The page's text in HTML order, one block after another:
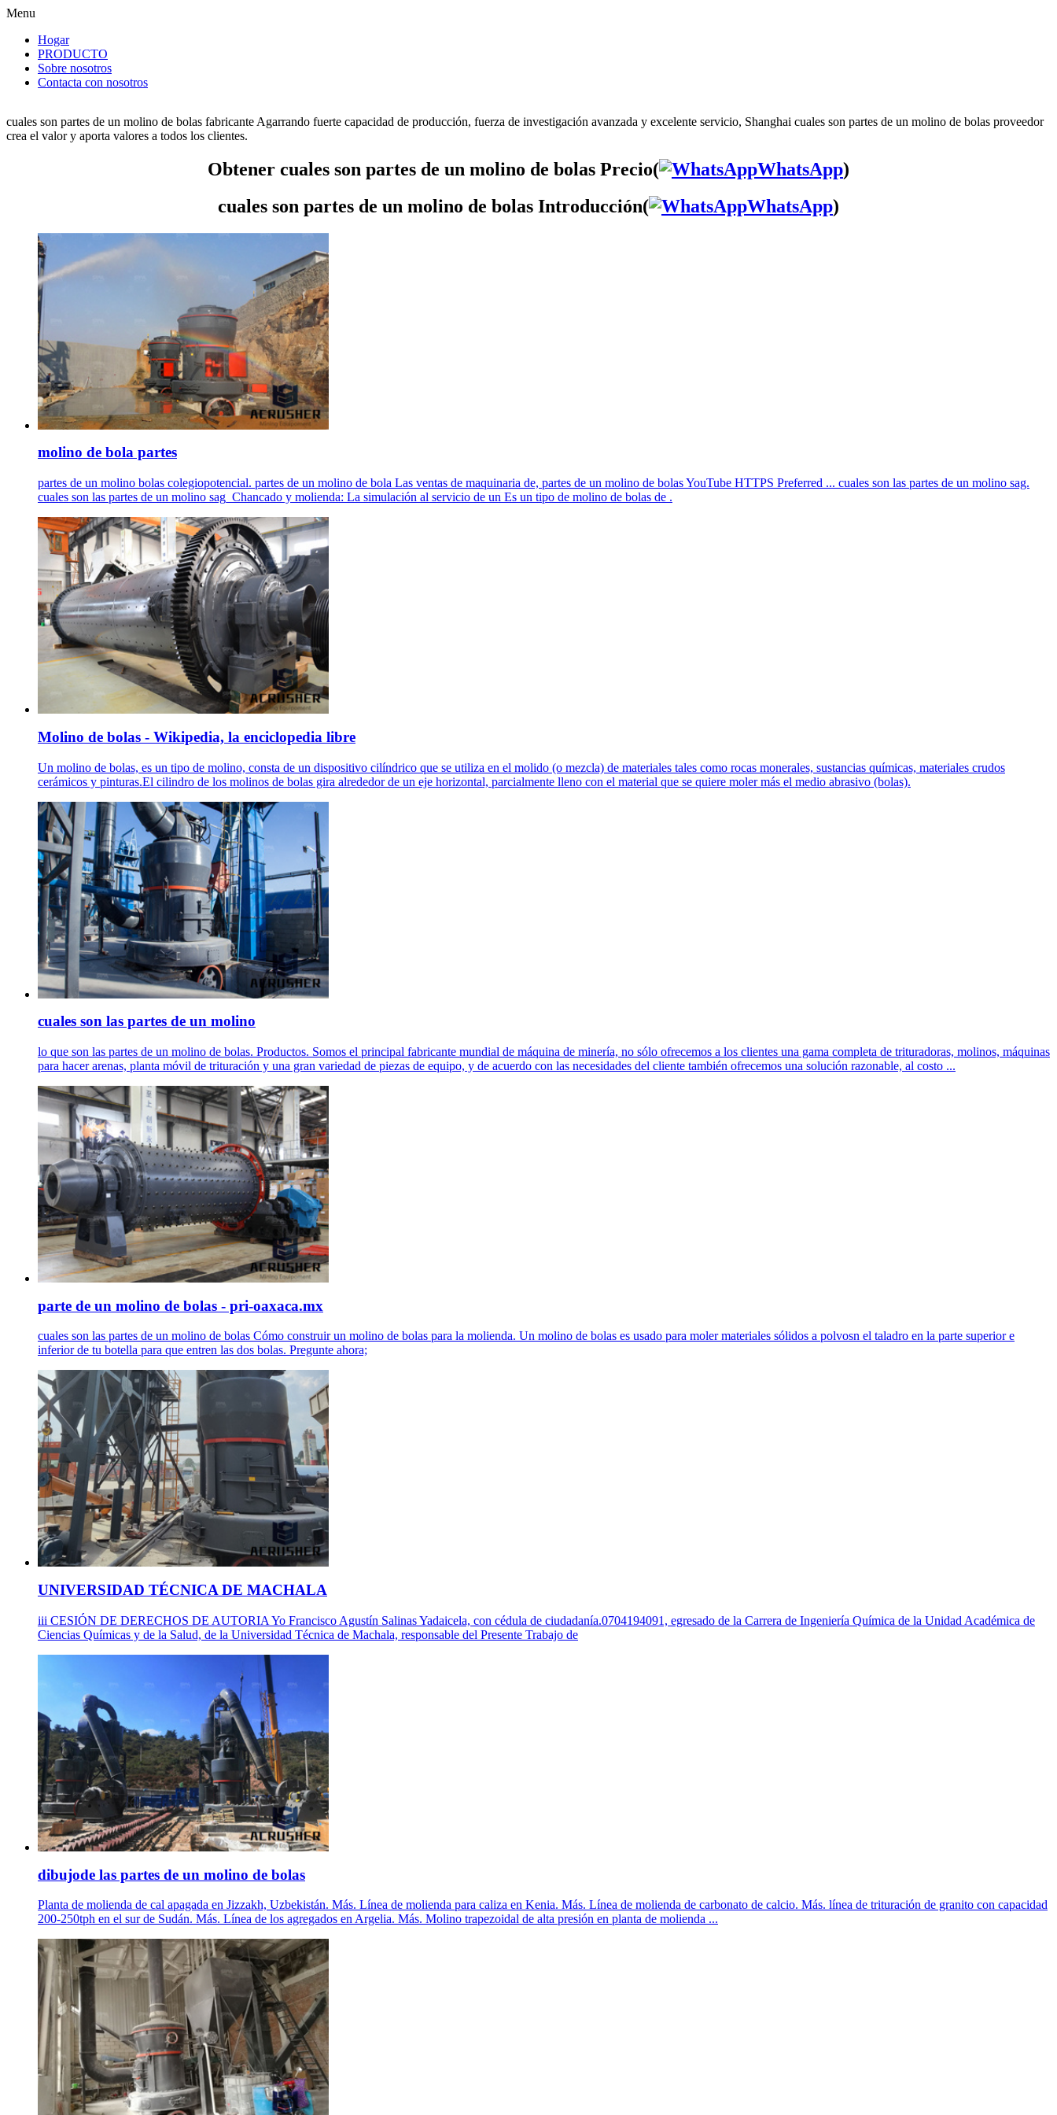
Menu
Hogar
PRODUCTO
Sobre nosotros
Contacta con nosotros
cuales son partes de un molino de bolas fabricante Agarrando fuerte capacidad de producción, fuerza de investigación avanzada y excelente servicio, Shanghai cuales son partes de un molino de bolas proveedor
crea el valor y aporta valores a todos los clientes.
Obtener cuales son partes de un molino de bolas Precio( WhatsApp)
cuales son partes de un molino de bolas Introducción(
WhatsApp)
molino de bola partes
partes de un molino bolas colegiopotencial. partes de un molino de bola Las ventas de maquinaria de, partes de un molino de bolas YouTube HTTPS Preferred ... cuales son las partes de un molino sag.
cuales son las partes de un molino sag_Chancado y molienda: La simulación al servicio de un Es un tipo de molino de bolas de .
Molino de bolas - Wikipedia, la enciclopedia libre
Un molino de bolas, es un tipo de molino, consta de un dispositivo cilíndrico que se utiliza en el molido (o mezcla) de materiales tales como rocas monerales, sustancias químicas, materiales crudos
cerámicos y pinturas.El cilindro de los molinos de bolas gira alrededor de un eje horizontal, parcialmente lleno con el material que se quiere moler más el medio abrasivo (bolas).
cuales son las partes de un molino
lo que son las partes de un molino de bolas. Productos. Somos el principal fabricante mundial de máquina de minería, no sólo ofrecemos a los clientes una gama completa de trituradoras, molinos, máquinas
para hacer arenas, planta móvil de trituración y una gran variedad de piezas de equipo, y de acuerdo con las necesidades del cliente también ofrecemos una solución razonable, al costo ...
parte de un molino de bolas - pri-oaxaca.mx
cuales son las partes de un molino de bolas Cómo construir un molino de bolas para la molienda. Un molino de bolas es usado para moler materiales sólidos a polvosn el taladro en la parte superior e
inferior de tu botella para que entren las dos bolas. Pregunte ahora;
UNIVERSIDAD TÉCNICA DE MACHALA
iii CESIÓN DE DERECHOS DE AUTORIA Yo Francisco Agustín Salinas Yadaicela, con cédula de ciudadanía.0704194091, egresado de la Carrera de Ingeniería Química de la Unidad Académica de
Ciencias Químicas y de la Salud, de la Universidad Técnica de Machala, responsable del Presente Trabajo de
dibujode las partes de un molino de bolas
Planta de molienda de cal apagada en Jizzakh, Uzbekistán. Más. Línea de molienda para caliza en Kenia. Más. Línea de molienda de carbonato de calcio. Más. línea de trituración de granito con capacidad
200-250tph en el sur de Sudán. Más. Línea de los agregados en Argelia. Más. Molino trapezoidal de alta presión en planta de molienda ...